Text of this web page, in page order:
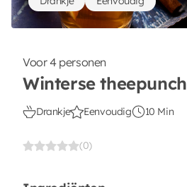
Voor 4 personen
Winterse theepunch
Drankje Eenvoudig 10 Min
(0)